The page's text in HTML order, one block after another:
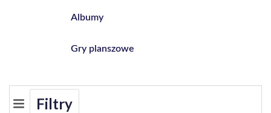
Albumy
Gry planszowe
Filtry